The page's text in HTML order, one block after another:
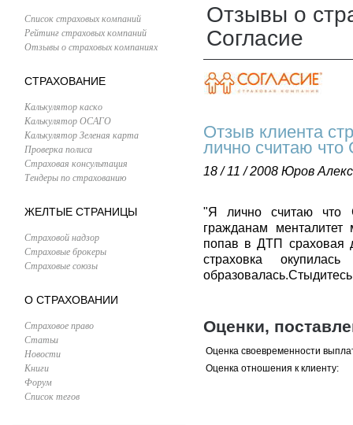
Список страховых компаний
Рейтинг страховых компаний
Отзывы о страховых компаниях
СТРАХОВАНИЕ
Калькулятор каско
Калькулятор ОСАГО
Калькулятор Зеленая карта
Проверка полиса
Страховая консультация
Тендеры по страхованию
ЖЕЛТЫЕ СТРАНИЦЫ
Страховой надзор
Страховые брокеры
Страховые союзы
О СТРАХОВАНИИ
Страховое право
Статьи
Новости
Книги
Форум
Список тегов
Отзывы о
Согласие
Отзыв клиента
лично считаю что
18 / 11 / 2008 Юров
"Я лично считаю что
гражданам менталитет
попав в ДТП сраховая
страховка
Оценки,
Оценка своевременности
Оценка отношения к клиенту: